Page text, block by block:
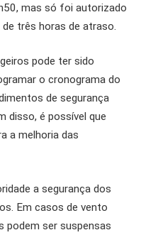
mas só foi autorizado
três horas de atraso.
pode ter sido
o cronograma do
de segurança
disso, é possível que
a melhoria das
a segurança dos
Em casos de vento
podem ser suspensas